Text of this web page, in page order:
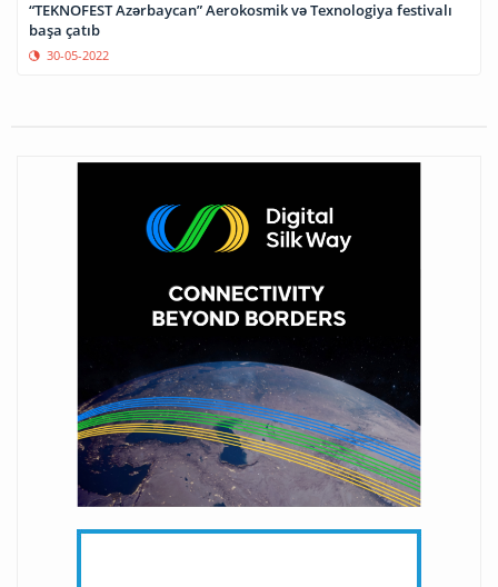
“TEKNOFEST Azərbaycan” Aerokosmik və Texnologiya festivalı
başa çatıb
30-05-2022